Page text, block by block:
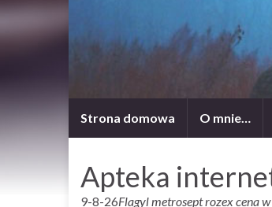
Strona domowa O mnie…
Apteka
9-8-26Flagyl metrosept rozex cena